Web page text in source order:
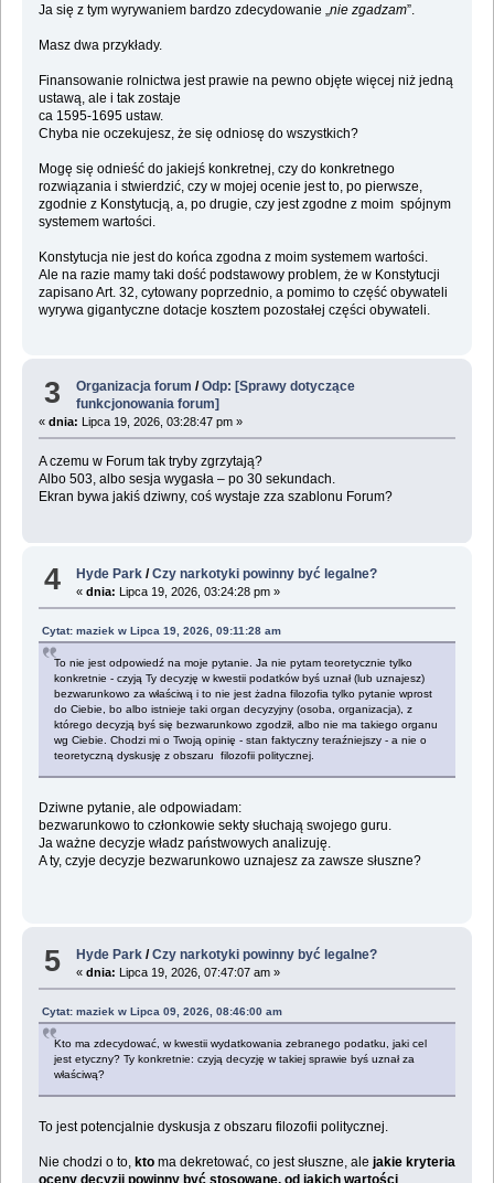
Ja się z tym wyrywaniem bardzo zdecydowanie „nie zgadzam”.
Masz dwa przykłady.
Finansowanie rolnictwa jest prawie na pewno objęte więcej niż jedną
ustawą, ale i tak zostaje
ca 1595-1695 ustaw.
Chyba nie oczekujesz, że się odniosę do wszystkich?
Mogę się odnieść do jakiejś konkretnej, czy do konkretnego
rozwiązania i stwierdzić, czy w mojej ocenie jest to, po pierwsze,
zgodnie z Konstytucją, a, po drugie, czy jest zgodne z moim spójnym
systemem wartości.
Konstytucja nie jest do końca zgodna z moim systemem wartości.
Ale na razie mamy taki dość podstawowy problem, że w Konstytucji
zapisano Art. 32, cytowany poprzednio, a pomimo to część obywateli
wyrywa gigantyczne dotacje kosztem pozostałej części obywateli.
3 Organizacja forum /Odp: [Sprawy dotyczące
funkcjonowania forum]
« dnia: Lipca 19, 2026, 03:28:47 pm »
A czemu w Forum tak tryby zgrzytają?
Albo 503, albo sesja wygasła – po 30 sekundach.
Ekran bywa jakiś dziwny, coś wystaje zza szablonu Forum?
4 Hyde Park /Czy narkotyki powinny być legalne?
«dnia: Lipca 19, 2026, 03:24:28 pm »
Cytat: maziek w Lipca 19, 2026, 09:11:28 am
To nie jest odpowiedź na moje pytanie. Ja nie pytam teoretycznie tylko
konkretnie - czyją Ty decyzję w kwestii podatków byś uznał (lub uznajesz)
bezwarunkowo za właściwą i to nie jest żadna filozofia tylko pytanie wprost
do Ciebie, bo albo istnieje taki organ decyzyjny (osoba, organizacja), z
którego decyzją byś się bezwarunkowo zgodził, albo nie ma takiego organu
wg Ciebie. Chodzi mi o Twoją opinię - stan faktyczny teraźniejszy - a nie o
teoretyczną dyskusję z obszaru filozofii politycznej.
Dziwne pytanie, ale odpowiadam:
bezwarunkowo to członkowie sekty słuchają swojego guru.
Ja ważne decyzje władz państwowych analizuję.
A ty, czyje decyzje bezwarunkowo uznajesz za zawsze słuszne?
5 Hyde Park /Czy narkotyki powinny być legalne?
«dnia: Lipca 19, 2026, 07:47:07 am »
Cytat: maziek w Lipca 09, 2026, 08:46:00 am
Kto ma zdecydować, w kwestii wydatkowania zebranego podatku, jaki cel
jest etyczny? Ty konkretnie: czyją decyzję w takiej sprawie byś uznał za
właściwą?
To jest potencjalnie dyskusja z obszaru filozofii politycznej.
Nie chodzi o to, kto ma dekretować, co jest słuszne, ale jakie kryteria